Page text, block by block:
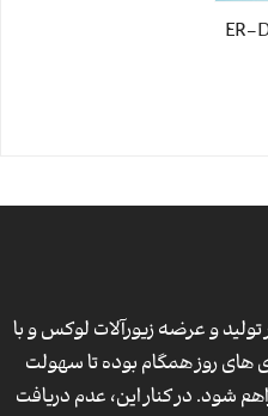
و عرضه زیورآلات لوکس و با
های روز همگام بوده تا سهولت
شود. در کنار این، عدم دریافت